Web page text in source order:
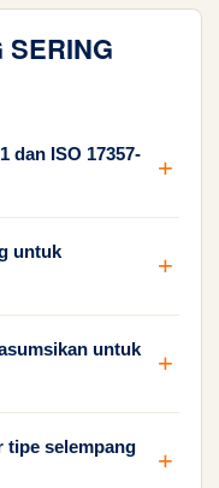
SERING
dan ISO 17357-
untuk
untuk
tipe selempang